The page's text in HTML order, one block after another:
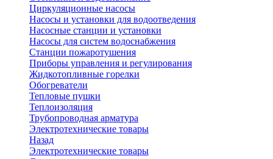
Циркуляционные насосы
Насосы и установки для водоотведения
Насосные станции и установки
Насосы для систем водоснабжения
Станции пожаротушения
Приборы управления и регулирования
Жидкотопливные горелки
Обогреватели
Тепловые пушки
Теплоизоляция
Трубопроводная арматура
Электротехнические товары
Назад
Электротехнические товары